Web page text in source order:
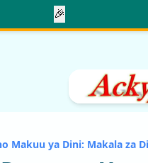
🎉
Makuu ya Dini: Makala za